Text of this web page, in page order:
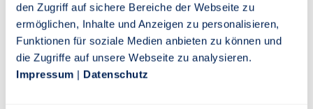
den Zugriff auf sichere Bereiche der Webseite zu
ermöglichen, Inhalte und Anzeigen zu personalisieren,
Funktionen für soziale Medien anbieten zu können und
die Zugriffe auf unsere Webseite zu analysieren.
Impressum | Datenschutz
Über den Stuttgarter bAV-Preis
Die Stuttgarter verleiht den bAV-Preis seit 2012. Prämiert
werden die Abschlussarbeiten des Vorjahres, die an Fach-
oder Hochschulen mit dem Themenschwerpunkt bAV
entstanden sind. Im Fokus steht dabei neben fundierten